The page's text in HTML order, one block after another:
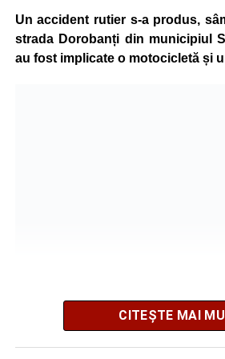
îngrijiri medicale de specialitate.
Motociclistul a fost testat cu
Un accident rutier s-a produs,
strada Dorobanți din municipiul
au fost implicate o motocicletă și
Potrivit informațiilor transmise de
de ani, din municipiul Sebeș, a fost
CITEȘTE MAI